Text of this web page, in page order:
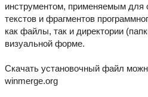
инструментом, применяемым для
текстов и фрагментов
как файлы, так и директории
визуальной форме.
Скачать установочный файл
winmerge.org